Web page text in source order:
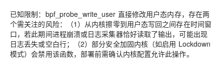
已知限制：bpf_probe_write_user 直接修改用户态内存，存在两
个需关注的风险：（1）从内核擦零到用户态写回之间存在时间窗
口，若此期间进程崩溃或日志采集器恰好读取了输出，可能出现
日志丢失或空白行；（2）部分安全加固内核（如启用 Lockdown
模式）会禁用该函数，部署前需确认内核配置允许此操作。